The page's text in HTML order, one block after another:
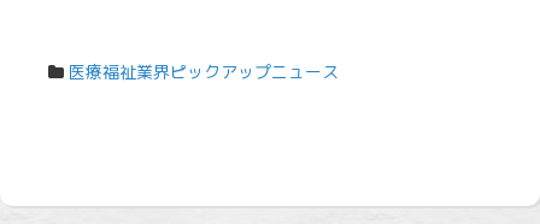
医療福祉業界ピックアップニュース